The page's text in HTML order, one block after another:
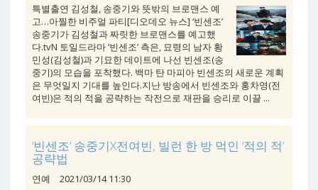
특별출연 김성철, 송중기와 뜻밖의 브로맨스 예
고…아찔한 비주얼 파티[디오데오 뉴스] ‘빈센조’
송중기가 김성철과 짜릿한 브로맨스를 예고했
다.tvN 토일드라마 ‘빈센조’ 측은, 묘령의 남자 황
민성(김성철)과 기묘한 데이트에 나선 빈센조(송
중기)의 모습을 포착했다. 백마 탄 마피아 빈센조의 새로운 계획
은 무엇일지 기대를 높인다.지난 방송에서 빈센조와 홍차영(전
여빈)은 적의 적을 공략하는 작전으로 재판을 승리로 이끌 ...
‘빈센조’ 송중기X전여빈, 빌런 한 방 먹인 ‘적의 적’
공략법
연예
2021/03/14 11:30